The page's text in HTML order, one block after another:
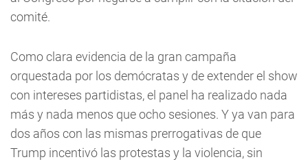
comité.
Como clara evidencia de la gran campaña
orquestada por los demócratas y de extender el show
con intereses partidistas, el panel ha realizado nada
más y nada menos que ocho sesiones. Y ya van para
dos años con las mismas prerrogativas de que
Trump incentivó las protestas y la violencia, sin